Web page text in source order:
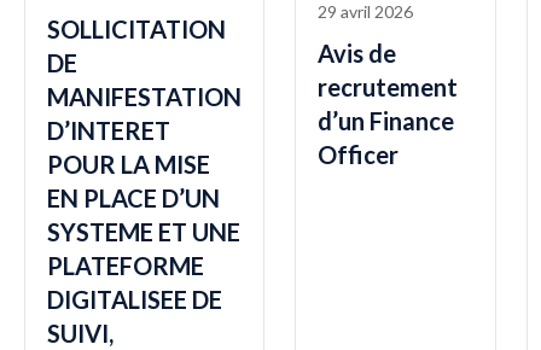
SOLLICITATION
DE
MANIFESTATION
D’INTERET
POUR LA MISE
EN PLACE D’UN
SYSTEME ET UNE
PLATEFORME
DIGITALISEE DE
SUIVI,
29 avril 2026
Avis de
recrutement
d’un Finance
Officer